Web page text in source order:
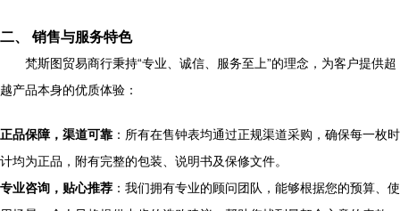
二、 销售与服务特色
梵斯图贸易商行秉持“专业、诚信、服务至上”的理念，为客户提供超
越产品本身的优质体验：
正品保障，渠道可靠 ：所有在售钟表均通过正规渠道采购，确保每一枚时
计均为正品，附有完整的包装、说明书及保修文件。
专业咨询，贴心推荐 ：我们拥有专业的顾问团队，能够根据您的预算、使